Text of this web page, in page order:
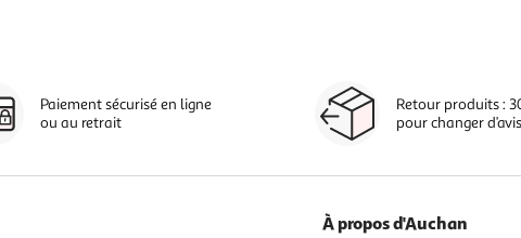
Paiement sécurisé en ligne
ou au retrait
Retour produits :
pour changer d’avis
À propos d'Auchan